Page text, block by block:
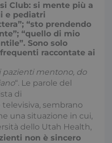
Club: si mente più a
e pediatri
“sto prendendo
“quello di mio
Sono solo
raccontate ai
mentono, do
“. Le parole del
di
sembrano
una situazione in cui,
dello Utah Health,
non è sincero